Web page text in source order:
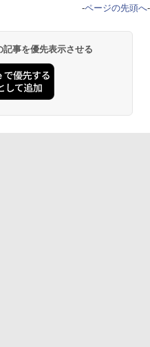
-ページの先頭へ-
事を優先表示させる